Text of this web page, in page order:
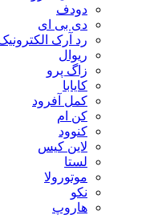
دودف
دی بی ای
رد آرک
ریوال
زاگ پرو
کایابا
کمل آفرود
کن ام
کنوود
لاین کیس
لستا
موتورولا
نکو
هاروپ